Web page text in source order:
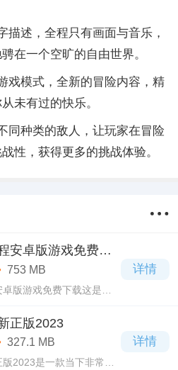
述，全程只有画面与音乐，
在一个空旷的自由世界。
模式，全新的冒险内容，精
未有过的快乐。
种类的敌人，让玩家在冒险
性，获得更多的挑战体验。
安卓版游戏免费下
753 MB
版游戏免费下载这是一
下载玩家在这里将化身
的少女，这个少女在生
详情
正版2023
327.1 MB
2023是一款当下非常受
详情